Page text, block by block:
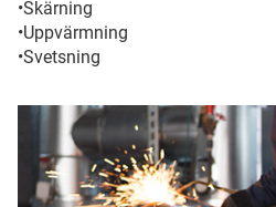
•Skärning
•Uppvärmning
•Svetsning